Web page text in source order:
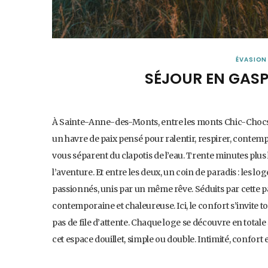
ÉVASION
SÉJOUR EN
À Sainte-Anne-des-Monts, entre les monts Chic-
un havre de paix pensé pour ralentir, respirer,
vous séparent du clapotis de l’eau. Trente minutes
l’aventure. Et entre les deux, un coin de paradis : les
passionnés, unis par un même rêve. Séduits par
contemporaine et chaleureuse. Ici, le confort s’invite
pas de file d’attente. Chaque loge se découvre en
cet espace douillet, simple ou double. Intimité, confort